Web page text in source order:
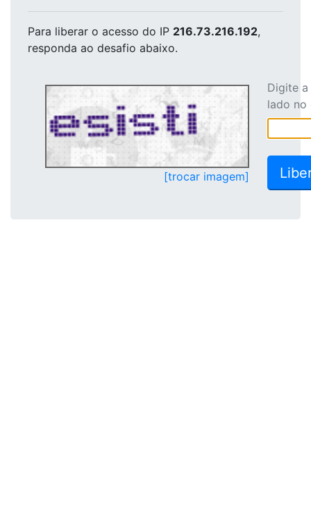
Para liberar o acesso do IP 216.73.216.192,
responda ao desafio abaixo.
[trocar imagem]
Digite
lado no